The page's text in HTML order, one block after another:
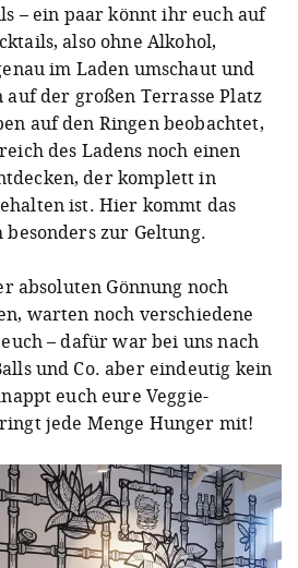
– ein paar könnt ihr euch auf
also ohne Alkohol,
im Laden umschaut und
der großen Terrasse Platz
auf den Ringen beobachtet,
des Ladens noch einen
der komplett in
ist. Hier kommt das
zur Geltung.
absoluten Gönnung noch
warten noch verschiedene
– dafür war bei uns nach
und Co. aber eindeutig kein
euch eure Veggie-
jede Menge Hunger mit!